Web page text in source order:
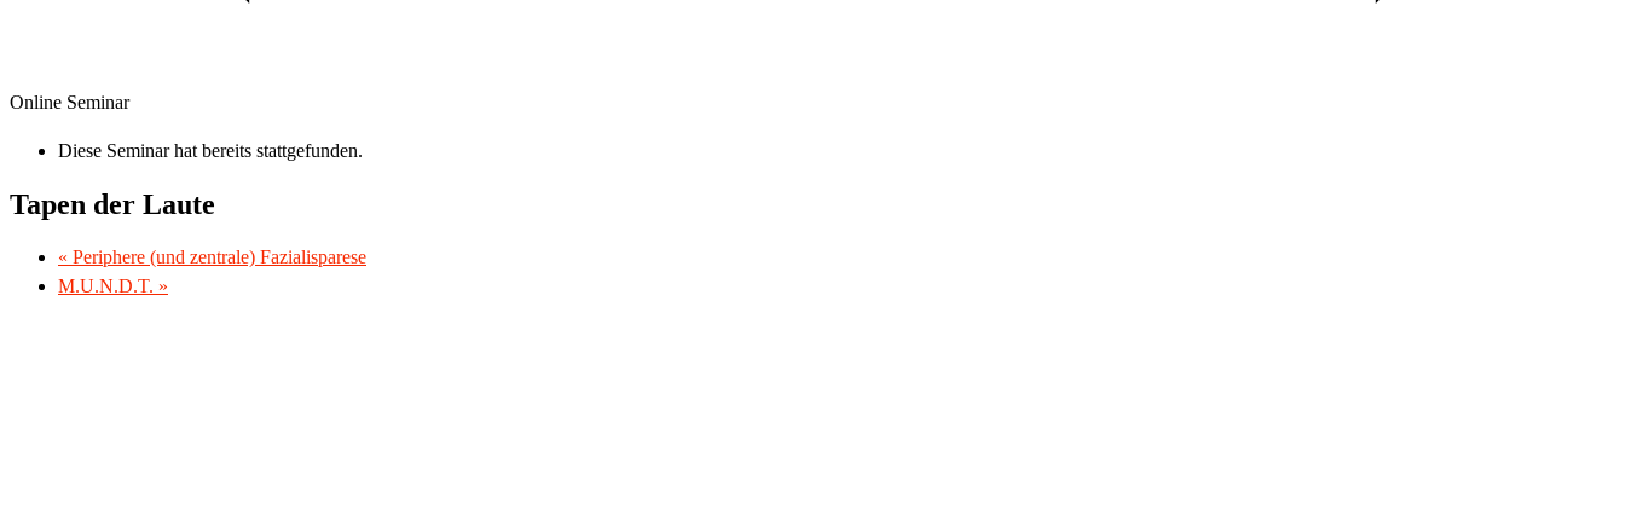
Online Seminar
Diese Seminar hat bereits stattgefunden.
Tapen der Laute
« Periphere (und zentrale) Fazialisparese
M.U.N.D.T. »